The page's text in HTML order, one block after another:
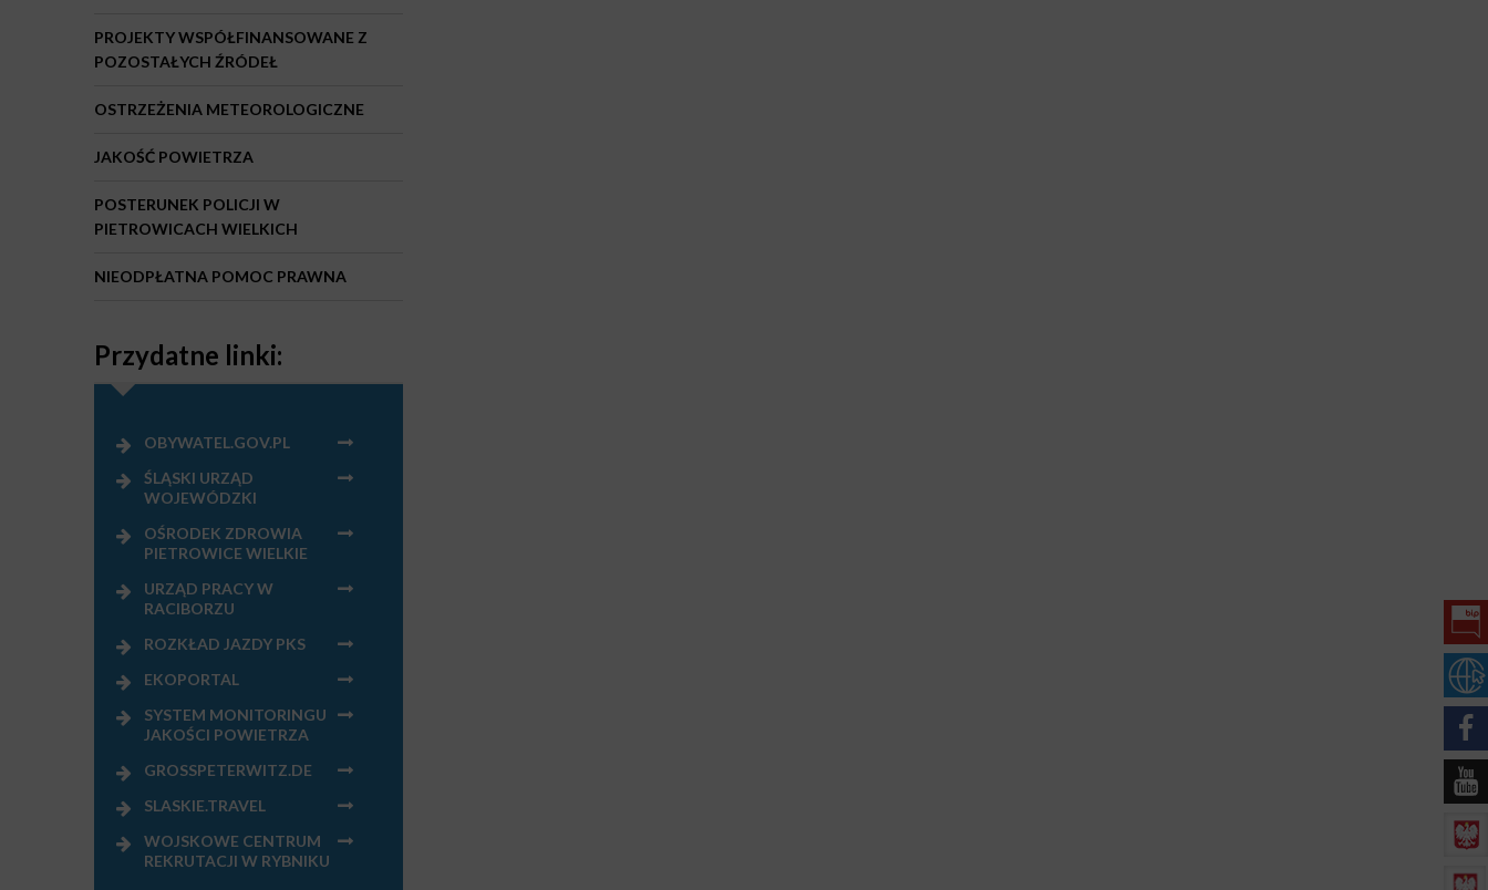
PROJEKTY WSPÓŁFINANSOWANE Z
POZOSTAŁYCH ŹRÓDEŁ
OSTRZEŻENIA METEOROLOGICZNE
JAKOŚĆ POWIETRZA
POSTERUNEK POLICJI W
PIETROWICACH WIELKICH
NIEODPŁATNA POMOC PRAWNA
Przydatne linki:
OBYWATEL.GOV.PL
ŚLĄSKI URZĄD
WOJEWÓDZKI
OŚRODEK ZDROWIA
PIETROWICE WIELKIE
URZĄD PRACY W
RACIBORZU
ROZKŁAD JAZDY PKS
EKOPORTAL
SYSTEM MONITORINGU
JAKOŚCI POWIETRZA
GROSSPETERWITZ.DE
SLASKIE.TRAVEL
WOJSKOWE CENTRUM
REKRUTACJI W RYBNIKU